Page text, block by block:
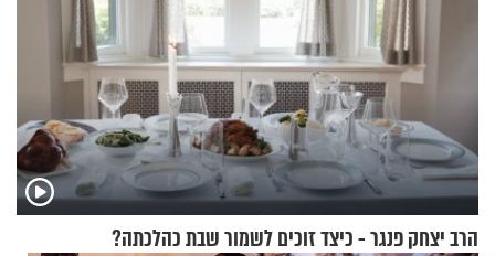
הרב יצחק פנגר - כיצד זוכים לשמור שבת כהלכתה?